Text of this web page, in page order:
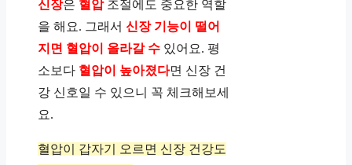
신장은 혈압조절에도 중요한 역할
을 해요. 그래서 신장 기능이 떨어
지면 혈압이 올라갈 수 있어요. 평
소보다 혈압이 높아졌다면 신장 건
강 신호일 수 있으니 꼭 체크해보세
요.
혈압이 갑자기 오르면 신장 건강도